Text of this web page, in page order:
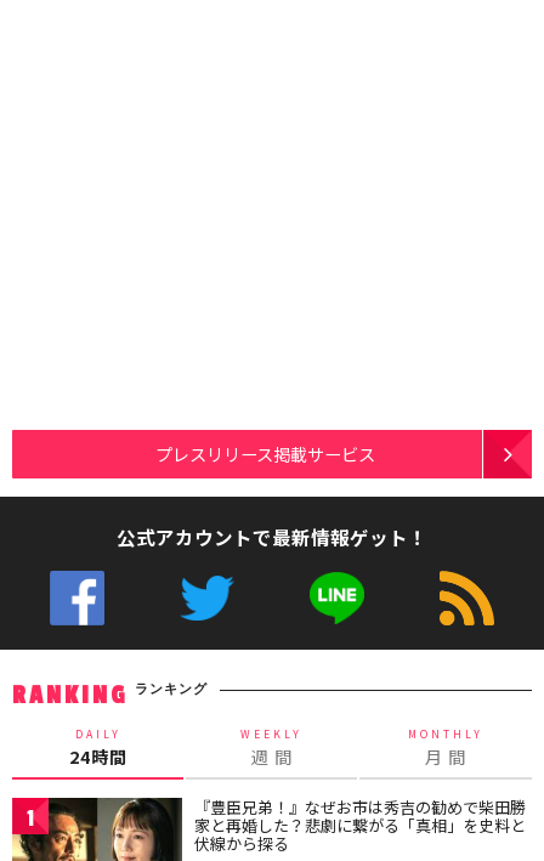
プレスリリース掲載サービス
公式アカウントで最新情報ゲット！
RANKING ランキング
DAILY
24時間
WEEKLY
週 間
MONTHLY
月 間
1 『豊臣兄弟！』なぜお市は秀吉の勧めで柴田勝
家と再婚した？悲劇に繋がる「真相」を史料と
伏線から探る